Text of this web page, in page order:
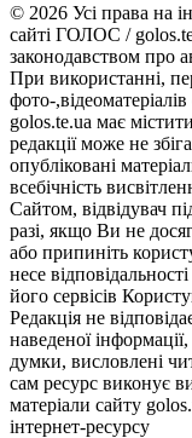
© 2026 Усі права на
сайті ГОЛОС /
законодавством про
При використанні,
фото-
golos.te.ua має
редакції може не
опубліковані
всебічність
Сайтом, відвідувач
разі, якщо Ви не
або припиніть
несе
його сервісів
Редакція не
наведеної
думки, висловлені
сам ресурс виконує
матеріали сайту
інтернет-ресурсу